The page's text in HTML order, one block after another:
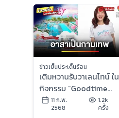
ข่าวเย็นประเด็นร้อน
เติมหวานรับวาเลนไทน์ ใน
กิจกรรม “Goodtime
Radio Lovely Surprise”
| ข่าวเย็นประเด็นร้อน
11 ก.พ.
2568
1.2k
ครั้ง